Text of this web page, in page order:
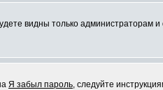
видны только администраторам
Я забыл пароль, следуйте